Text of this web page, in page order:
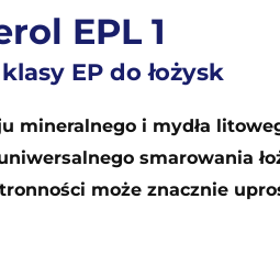
EPL 1
EP do łożysk
mineralnego i mydła
smarowania
może znacznie